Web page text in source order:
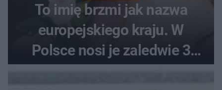
To imię brzmi jak nazwa
europejskiego kraju. W
Polsce nosi je zaledwie 3
kobiety